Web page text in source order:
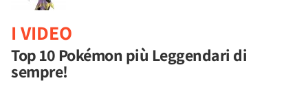
I VIDEO
Top 10 Pokémon più Leggendari di
sempre!